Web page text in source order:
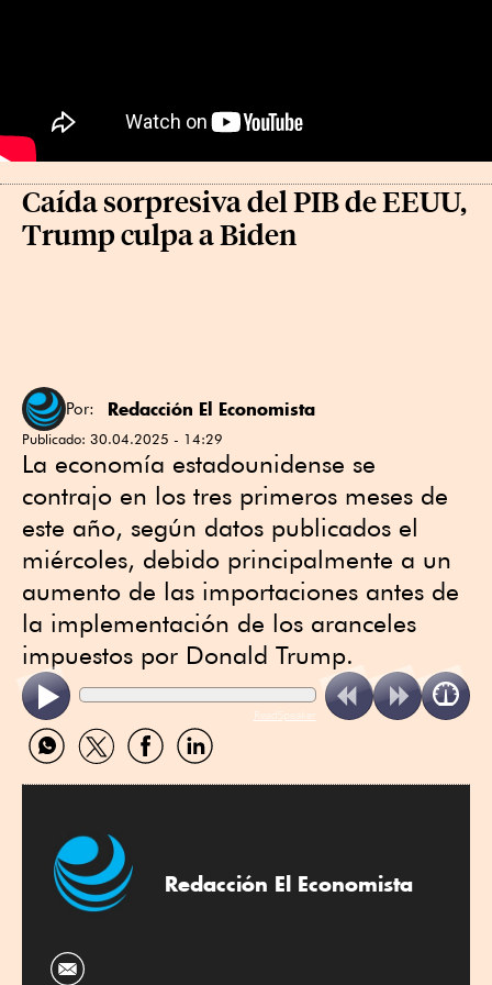
Caída sorpresiva del PIB de EEUU,
Trump culpa a Biden
Por: Redacción El Economista
Publicado: 30.04.2025 - 14:29
La economía estadounidense se
contrajo en los tres primeros meses de
este año, según datos publicados el
miércoles, debido principalmente a un
aumento de las importaciones antes de
la implementación de los aranceles
impuestos por Donald Trump.
ReadSpeaker
Compartir
por
Compartir
por
Compartir
por
Compartir
por
Redacción El Economista